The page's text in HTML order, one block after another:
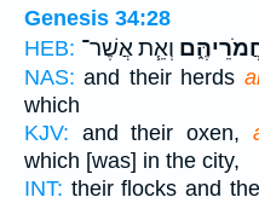
Genesis 34:28
HEB: וְאֵ֧ת אֲשֶׁר־
NAS: and their herds
which
KJV: and their oxen,
which [was] in the city,
INT: their flocks and